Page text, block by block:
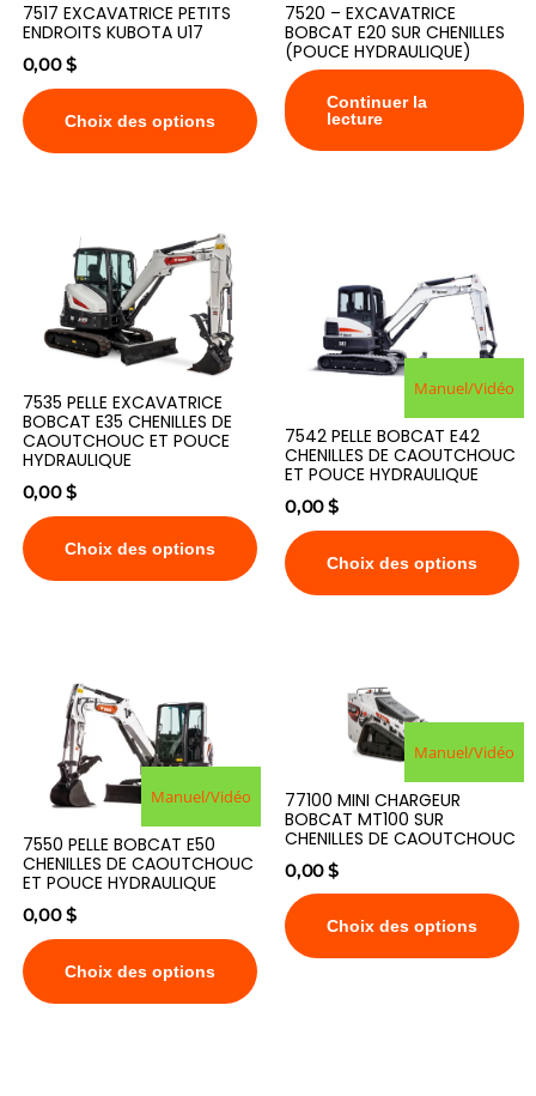
7517 EXCAVATRICE PETITS
ENDROITS KUBOTA U17
0,00$
Choix des options
7520 – EXCAVATRICE
BOBCAT E20 SUR CHENILLES
(POUCE HYDRAULIQUE)
Continuer la
lecture
7535 PELLE EXCAVATRICE
BOBCAT E35 CHENILLES DE
CAOUTCHOUC ET POUCE
HYDRAULIQUE
0,00$
Choix des options
Manuel/Vidéo
7542 PELLE BOBCAT E42
CHENILLES DE CAOUTCHOUC
ET POUCE HYDRAULIQUE
0,00$
Choix des options
Manuel/Vidéo
7550 PELLE BOBCAT E50
CHENILLES DE CAOUTCHOUC
ET POUCE HYDRAULIQUE
0,00$
Choix des options
Manuel/Vidéo
77100 MINI CHARGEUR
BOBCAT MT100 SUR
CHENILLES DE CAOUTCHOUC
0,00$
Choix des options